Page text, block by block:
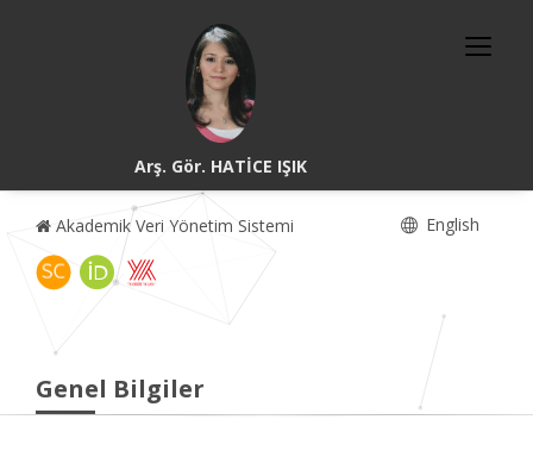
Arş. Gör. HATİCE IŞIK
Akademik Veri Yönetim Sistemi English
Genel Bilgiler